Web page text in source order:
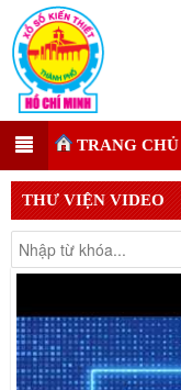
TRANG CHỦ
THƯ VIỆN VIDEO